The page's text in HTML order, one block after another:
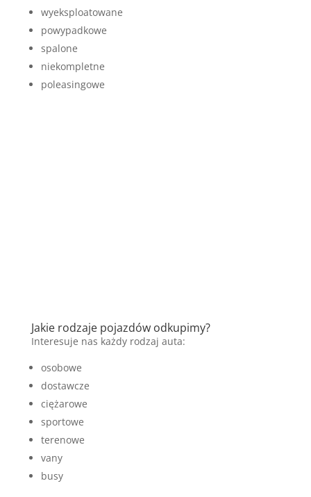
wyeksploatowane
powypadkowe
spalone
niekompletne
poleasingowe
Jakie rodzaje pojazdów odkupimy?
Interesuje nas każdy rodzaj auta:
osobowe
dostawcze
ciężarowe
sportowe
terenowe
vany
busy